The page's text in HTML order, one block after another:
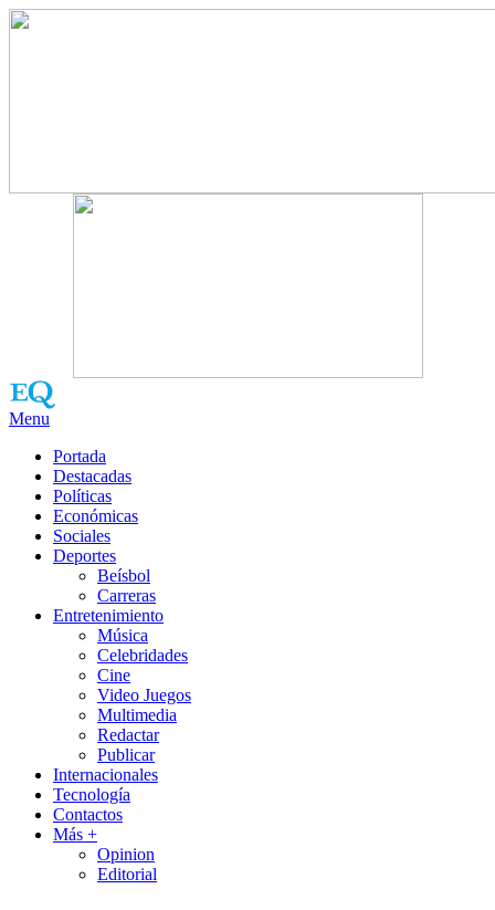
Menu
Portada
Destacadas
Políticas
Económicas
Sociales
Deportes
Beísbol
Carreras
Entretenimiento
Música
Celebridades
Cine
Video Juegos
Multimedia
Redactar
Publicar
Internacionales
Tecnología
Contactos
Más +
Opinion
Editorial